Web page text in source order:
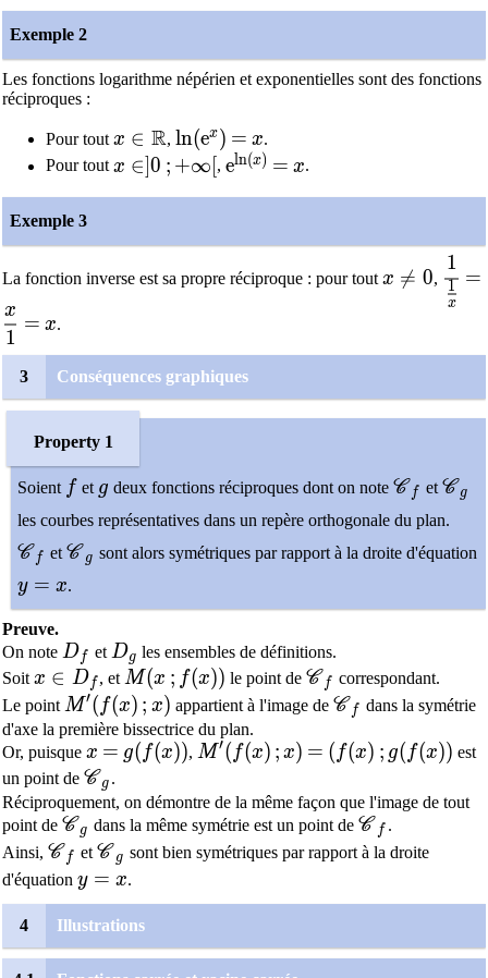
Exemple 2
Les fonctions logarithme népérien et exponentielles sont des fonctions
réciproques :
Pour tout x\in\mathbb{R}
x ∈ R, \ln(\text{e}^{x})
ln(ex) =
= x
x.
Pour toutx\in]0\,;+\infty[
x ∈]0 ; +∞[, \text{e}^{\ln(x)}
eln(x) =
= x
x.
Exemple 3
La fonction inverse est sa propre réciproque : pour tout x\neq0
x ≠ 0,
x
1
1
=
\dfrac{x}{1}
1
x =
= x
x.
3 Conséquences graphiques
Property 1
Soient ff et g
g deux fonctions réciproques dont on note C f etC g
les courbes représentatives dans un repère orthogonale du plan.
\mathscr{C}_f
C f et\mathscr{C}_g
C g sont alors symétriques par rapport à la droite d'équation
y=x
y = x.
Preuve.
On note D_f
Df et D_g
Dg les ensembles de définitions.
Soit x\in D_f
x ∈ Df , et M(x\,;f(x))
M(x ; f(x)) le point de \mathscr{C}_f
C f correspondant.
Le point M'(f(x)\,;x)
M′( f(x) ; x) appartient à l'image de \mathscr{C}_f
C f dans la symétrie
d'axe la première bissectrice du plan.
Or, puisque x
x =
= g(f(x))
g( f(x)), M'(f(x)\,;x)
M′( f(x) ; x) =
= (f(x)\,;g(f(x))
( f(x) ; g( f(x)) est
un point de \mathscr{C}_g
C g .
Réciproquement, on démontre de la même façon que l'image de tout
point de \mathscr{C}_g
C g dans la même symétrie est un point deC f .
Ainsi, \mathscr{C}_f
C f et\mathscr{C}_g
C g sont bien symétriques par rapport à la droite
d'équation y=x
y = x.
4 Illustrations